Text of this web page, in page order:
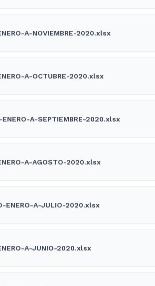
A-NOVIEMBRE-2020.xlsx
A-OCTUBRE-2020.xlsx
ENERO-A-SEPTIEMBRE-2020.xlsx
A-AGOSTO-2020.xlsx
ENERO-A-JULIO-2020.xlsx
A-JUNIO-2020.xlsx